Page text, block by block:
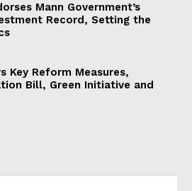
Mann Government’s
Record, Setting the
Key Reform Measures,
Bill, Green Initiative and